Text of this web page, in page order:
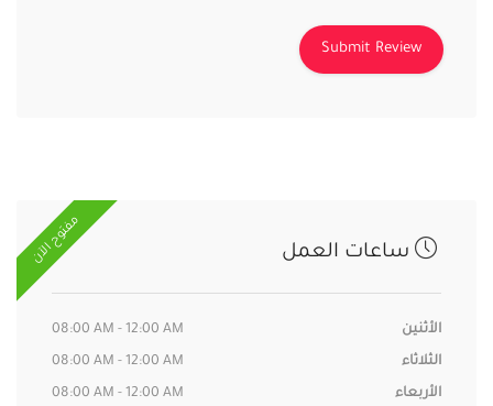
مفتوح الآن ساعات العمل
الأثنين 08:00 AM - 12:00 AM
الثلاثاء 08:00 AM - 12:00 AM
الأربعاء 08:00 AM - 12:00 AM